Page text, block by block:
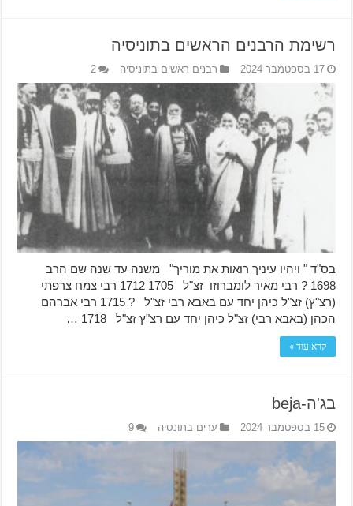
רשימת הרבנים הראשים בתוניסיה
17 בספטמבר 2024 רבנים ראשים בתוניסיה 2
בס"ד " ויהיו עיניך רואות את מוריך" משנה עד שנה שם הרב
1698 ? רבי מאיר לומברוזו זצ"ל 1705 1712 רבי צמח צרפתי
(רצ"ץ) זצ"ל כיהן יחד עם באבא רבי זצ"ל ? 1715 רבי אברהם
הכהן (באבא רבי) זצ"ל כיהן יחד עם רצ"ץ זצ"ל 1718 …
קרא עוד »
בג'ה-beja
15 בספטמבר 2024 ערים בתונסיה 9